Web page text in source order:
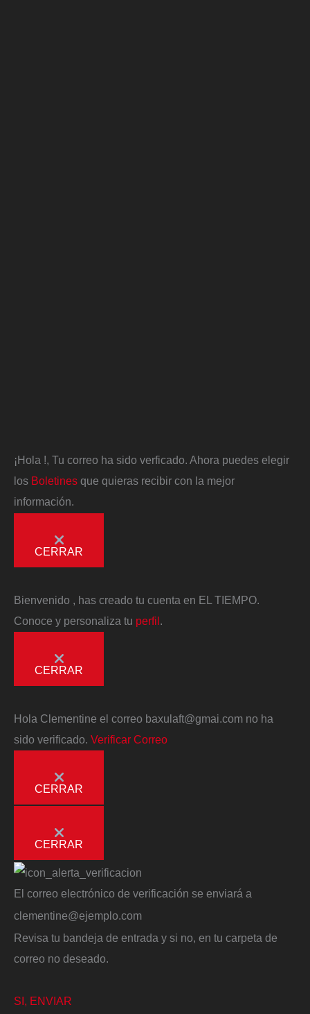
¡Hola !, Tu correo ha sido verficado. Ahora puedes elegir
los Boletines que quieras recibir con la mejor
información.
CERRAR
Bienvenido
, has creado tu cuenta en EL TIEMPO.
Conoce y personaliza tu perfil
CERRAR
Hola Clementine el correo baxulaft@gmai.com no ha
sido verificado. Verificar Correo
CERRAR
CERRAR
El correo electrónico de verificación se enviará a
clementine@ejemplo.com
Revisa tu bandeja de entrada y si no, en tu carpeta de
correo no deseado.
SI, ENVIAR